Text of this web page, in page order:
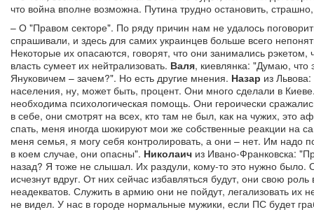
что война вполне возможна. Путина трудно остановить,
– О "Правом секторе". По ряду причин нам не удалось
спрашивали, и здесь для самих украинцев больше всего
Некоторые их опасаются, говорят, что они занимались
власть сумеет их нейтрализовать. Валя, киевлянка: "Думаю, что
Януковичем – зачем?". Но есть другие мнения. Назар из
населения, ну, может быть, процент. Они много сделали в
необходима психологическая помощь. Они героически
в себе, они смотрят на всех, кто там не был, как на чужих, это
спать, меня иногда шокируют мои же собственные реакции на
меня семья, я могу себя контролировать, а они – нет. Им надо
в коем случае, они опасны". Николаич из Ивано-Франковска:
назад? Я тоже не слышал. Их раздули, кому-то это нужно было.
исчезнут вдруг. От них сейчас избавляться будут, они свою
неадекватов. Служить в армию они не пойдут, легализовать их
не видел. У нас в городе нормальные мужики, если ПС будет